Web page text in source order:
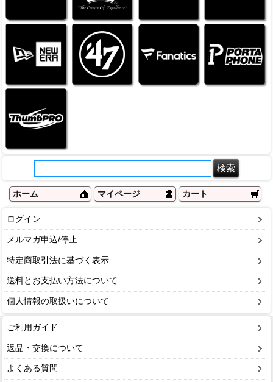
ホーム マイページ カート
ログイン
メルマガ申込/停止
特定商取引法に基づく表示
送料とお支払い方法について
個人情報の取扱いについて
ご利用ガイド
返品・交換について
よくある質問